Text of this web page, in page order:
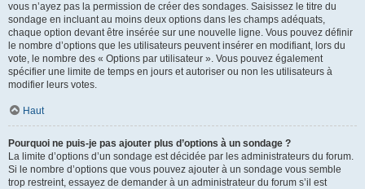
vous n’ayez pas la permission de créer des sondages. Saisissez le titre du
sondage en incluant au moins deux options dans les champs adéquats,
chaque option devant être insérée sur une nouvelle ligne. Vous pouvez définir
le nombre d’options que les utilisateurs peuvent insérer en modifiant, lors du
vote, le nombre des « Options par utilisateur ». Vous pouvez également
spécifier une limite de temps en jours et autoriser ou non les utilisateurs à
modifier leurs votes.
Haut
Pourquoi ne puis-je pas ajouter plus d’options à un sondage ?
La limite d’options d’un sondage est décidée par les administrateurs du forum.
Si le nombre d’options que vous pouvez ajouter à un sondage vous semble
trop restreint, essayez de demander à un administrateur du forum s’il est